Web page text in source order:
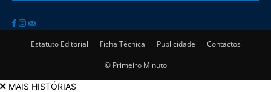
Estatuto Editorial Ficha Técnica Publicidade Contactos
© Primeiro Minuto
MAIS HISTÓRIAS